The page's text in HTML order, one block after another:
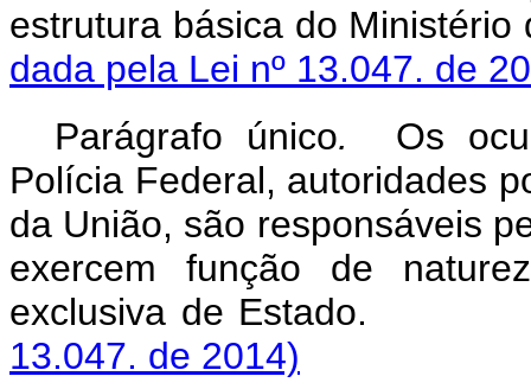
estrutura básica do
dada pela Lei nº 13.047. de
Parágrafo único. Os
Polícia Federal, autoridades
da União, são responsáveis
exercem função de
exclusiva de
13.047. de 2014)